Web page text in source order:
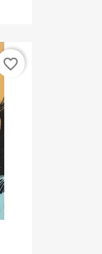
favorite_border